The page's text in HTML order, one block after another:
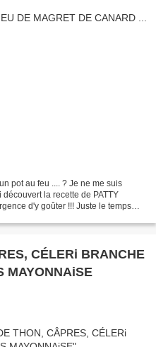
pot au feu .... ? Je ne me suis
la recette de PATTY
d'y goûter !!! Juste le temps
CÉLERi BRANCHE
MAYONNAiSE